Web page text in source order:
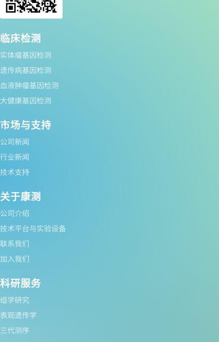
临床检测
实体瘤基因检测
遗传病基因检测
血液肿瘤基因检测
大健康基因检测
市场与支持
公司新闻
行业新闻
技术支持
关于康测
公司介绍
技术平台与实验设备
联系我们
加入我们
科研服务
组学研究
表观遗传学
三代测序